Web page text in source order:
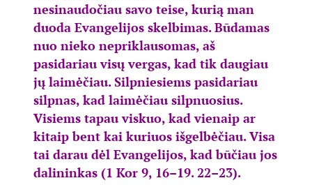
nesinaudočiau savo teise, kurią man
duoda Evangelijos skelbimas. Būdamas
nuo nieko nepriklausomas, aš
pasidariau visų vergas, kad tik daugiau
jų laimėčiau. Silpniesiems pasidariau
silpnas, kad laimėčiau silpnuosius.
Visiems tapau viskuo, kad vienaip ar
kitaip bent kai kuriuos išgelbėčiau. Visa
tai darau dėl Evangelijos, kad būčiau jos
dalininkas (1 Kor 9, 16–19. 22–23).